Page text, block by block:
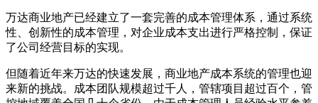
万达商业地产已经建立了一套完善的成本管理体系，通过系统
性、创新性的成本管理，对企业成本支出进行严格控制，保证
了公司经营目标的实现。
但随着近年来万达的快速发展，商业地产成本系统的管理也迎
来新的挑战。成本团队规模超过千人，管辖项目超过百个，管